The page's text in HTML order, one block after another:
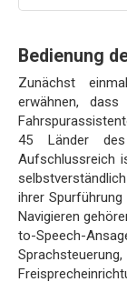
Bedienung
Zunächst
erwähnen,
45 Länder des
Aufschlussreich
ihrer
Navigieren
to-Speech-